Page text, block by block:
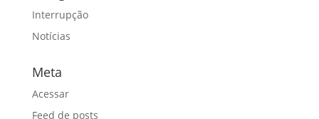
Interrupção
Notícias
Meta
Acessar
Feed de posts